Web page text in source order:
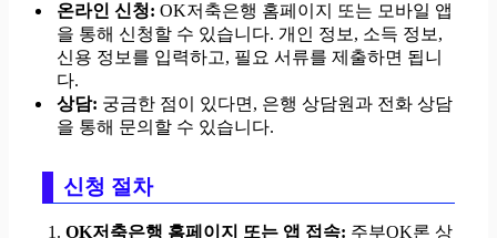
온라인 신청: OK저축은행 홈페이지 또는 모바일 앱
을 통해 신청할 수 있습니다. 개인 정보, 소득 정보,
신용 정보를 입력하고, 필요 서류를 제출하면 됩니
다.
상담: 궁금한 점이 있다면, 은행 상담원과 전화 상담
을 통해 문의할 수 있습니다.
신청 절차
OK저축은행 홈페이지 또는 앱 접속: 주부OK론 상